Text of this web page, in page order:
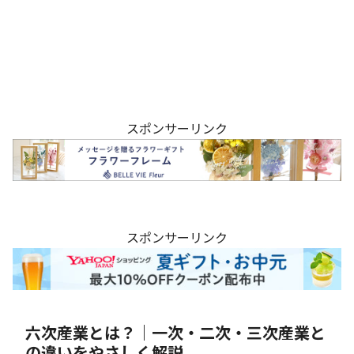
スポンサーリンク
スポンサーリンク
六次産業とは？｜一次・二次・三次産業と